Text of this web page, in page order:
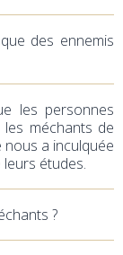
des ennemis
les personnes
méchants de
nous a inculquée
études.
?